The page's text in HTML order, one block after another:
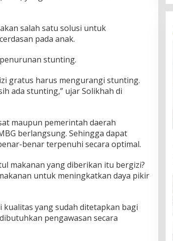
salah satu solusi untuk
pada anak.
stunting.
gratus harus mengurangi stunting.
ada stunting,” ujar Solikhah di
maupun pemerintah daerah
berlangsung. Sehingga dapat
benar terpenuhi secara optimal.
makanan yang diberikan itu bergizi?
untuk meningkatkan daya pikir
yang sudah ditetapkan bagi
pengawasan secara